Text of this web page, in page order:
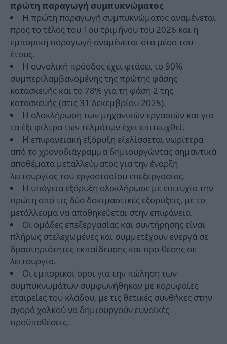
πρώτη παραγωγή συμπυκνώματος
Η πρώτη παραγωγή συμπυκνώματος αναμένεται
προς το τέλος του 1ου τριμήνου του 2026 και η
εμπορική παραγωγή αναμένεται στα μέσα του
έτους.
Η συνολική πρόοδος έχει φτάσει το 90%
συμπεριλαμβανομένης της πρώτης φάσης
κατασκευής και το 78% για τη φάση 2 της
κατασκευής (στις 31 Δεκεμβρίου 2025).
Η ολοκλήρωση των μηχανικών εργασιών και για
τα έξι φίλτρα των τελμάτων έχει επιτευχθεί.
Η επιφανειακή εξόρυξη εξελίσσεται νωρίτερα
από το χρονοδιάγραμμα δημιουργώντας σημαντικά
αποθέματα μεταλλεύματος για την έναρξη
λειτουργίας του εργοστασίου επεξεργασίας.
Η υπόγεια εξόρυξη ολοκλήρωσε με επιτυχία την
πρώτη από τις δύο δοκιμαστικές εξορύξεις, με το
μετάλλευμα να αποθηκεύεται στην επιφάνεια.
Οι ομάδες επεξεργασίας και συντήρησης είναι
πλήρως στελεχωμένες και συμμετέχουν ενεργά σε
δραστηριότητες εκπαίδευσης και προ-θέσης σε
λειτουργία.
Οι εμπορικοί όροι για την πώληση των
συμπυκνωμάτων συμφωνήθηκαν με κορυφαίες
εταιρείες του κλάδου, με τις θετικές συνθήκες στην
αγορά χαλκού να δημιουργούν ευνοϊκές
προϋποθέσεις.